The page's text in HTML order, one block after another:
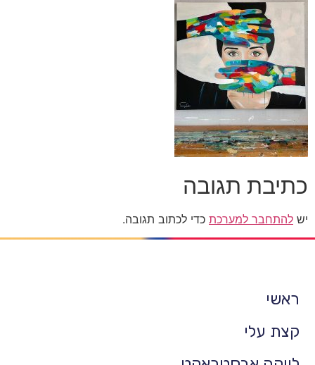
כתיבת תגובה
יש להתחבר למערכת כדי לכתוב תגובה.
ראשי
קצת עלי